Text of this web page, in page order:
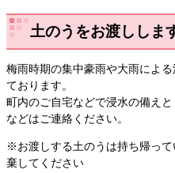
土のうをお渡ししま
梅雨時期の集中豪雨や大雨によ
ております。
町内のご自宅などで浸水の備えと
などはご連絡ください。
※お渡しする土のうは持ち帰っ
棄してください